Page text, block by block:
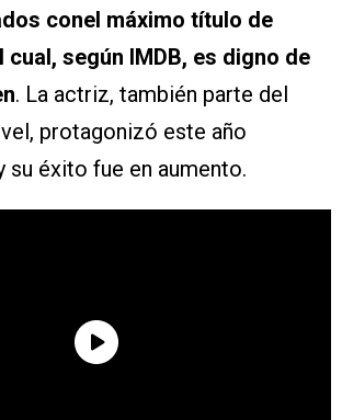
conel máximo título de
cual, según IMDB, es digno de
. La actriz, también parte del
protagonizó este año
su éxito fue en aumento.